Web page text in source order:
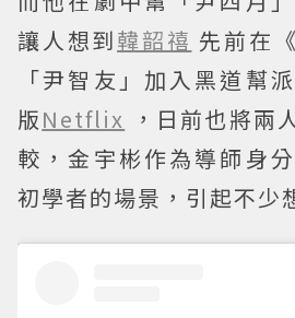
讓人想到韓韶禧 先前在
「尹智友」加入黑道幫
版Netflix ，日前也將兩
較，金宇彬作為導師身
初學者的場景，引起不少